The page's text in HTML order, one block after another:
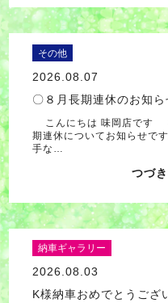
その他
2026.08.07
〇８月長期連休のお知ら
こんにちは 味岡店です
期連休についてお知らせで
手な…
つづ
納車ギャラリー
2026.08.03
K様納車おめでとうござ